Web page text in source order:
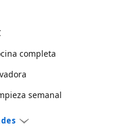
completa
semanal